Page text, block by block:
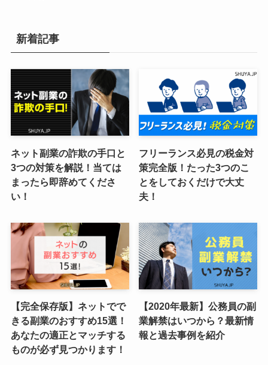
新着記事
ネット副業の詐欺の手口と
3つの対策を解説！当ては
まったら即辞めてくださ
い！
フリーランス必見の税金対
策完全版！たった3つのこ
とをしておくだけで大丈
夫！
【完全保存版】ネットでで
きる副業のおすすめ15選！
あなたの適正とマッチする
ものが必ず見つかります！
【2020年最新】公務員の副
業解禁はいつから？最新情
報と過去事例を紹介